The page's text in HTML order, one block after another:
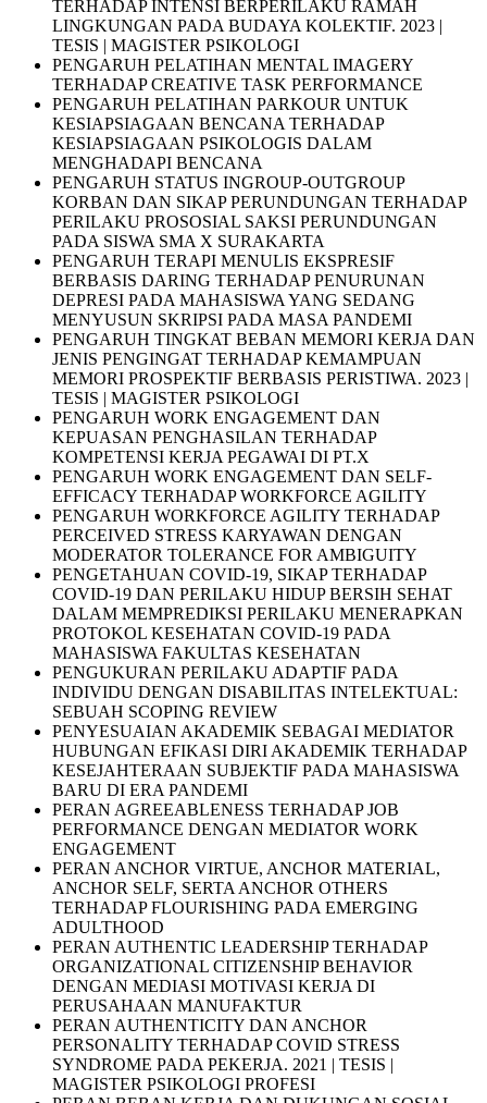
TERHADAP INTENSI BERPERILAKU RAMAH
LINGKUNGAN PADA BUDAYA KOLEKTIF. 2023 |
TESIS | MAGISTER PSIKOLOGI
PENGARUH PELATIHAN MENTAL IMAGERY
TERHADAP CREATIVE TASK PERFORMANCE
PENGARUH PELATIHAN PARKOUR UNTUK
KESIAPSIAGAAN BENCANA TERHADAP
KESIAPSIAGAAN PSIKOLOGIS DALAM
MENGHADAPI BENCANA
PENGARUH STATUS INGROUP-OUTGROUP
KORBAN DAN SIKAP PERUNDUNGAN TERHADAP
PERILAKU PROSOSIAL SAKSI PERUNDUNGAN
PADA SISWA SMA X SURAKARTA
PENGARUH TERAPI MENULIS EKSPRESIF
BERBASIS DARING TERHADAP PENURUNAN
DEPRESI PADA MAHASISWA YANG SEDANG
MENYUSUN SKRIPSI PADA MASA PANDEMI
PENGARUH TINGKAT BEBAN MEMORI KERJA DAN
JENIS PENGINGAT TERHADAP KEMAMPUAN
MEMORI PROSPEKTIF BERBASIS PERISTIWA. 2023 |
TESIS | MAGISTER PSIKOLOGI
PENGARUH WORK ENGAGEMENT DAN
KEPUASAN PENGHASILAN TERHADAP
KOMPETENSI KERJA PEGAWAI DI PT.X
PENGARUH WORK ENGAGEMENT DAN SELF-
EFFICACY TERHADAP WORKFORCE AGILITY
PENGARUH WORKFORCE AGILITY TERHADAP
PERCEIVED STRESS KARYAWAN DENGAN
MODERATOR TOLERANCE FOR AMBIGUITY
PENGETAHUAN COVID-19, SIKAP TERHADAP
COVID-19 DAN PERILAKU HIDUP BERSIH SEHAT
DALAM MEMPREDIKSI PERILAKU MENERAPKAN
PROTOKOL KESEHATAN COVID-19 PADA
MAHASISWA FAKULTAS KESEHATAN
PENGUKURAN PERILAKU ADAPTIF PADA
INDIVIDU DENGAN DISABILITAS INTELEKTUAL:
SEBUAH SCOPING REVIEW
PENYESUAIAN AKADEMIK SEBAGAI MEDIATOR
HUBUNGAN EFIKASI DIRI AKADEMIK TERHADAP
KESEJAHTERAAN SUBJEKTIF PADA MAHASISWA
BARU DI ERA PANDEMI
PERAN AGREEABLENESS TERHADAP JOB
PERFORMANCE DENGAN MEDIATOR WORK
ENGAGEMENT
PERAN ANCHOR VIRTUE, ANCHOR MATERIAL,
ANCHOR SELF, SERTA ANCHOR OTHERS
TERHADAP FLOURISHING PADA EMERGING
ADULTHOOD
PERAN AUTHENTIC LEADERSHIP TERHADAP
ORGANIZATIONAL CITIZENSHIP BEHAVIOR
DENGAN MEDIASI MOTIVASI KERJA DI
PERUSAHAAN MANUFAKTUR
PERAN AUTHENTICITY DAN ANCHOR
PERSONALITY TERHADAP COVID STRESS
SYNDROME PADA PEKERJA. 2021 | TESIS |
MAGISTER PSIKOLOGI PROFESI